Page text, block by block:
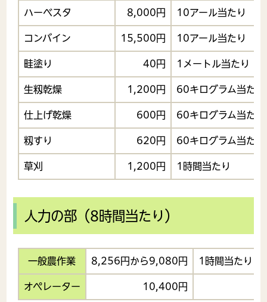
ハーベスタ 8,000円 10アール当たり
コンバイン 15,500円 10アール当たり
畦塗り 40円 1メートル当たり
生籾乾燥 1,200円 60キログラム当たり
仕上げ乾燥 600円 60キログラム当たり
籾すり 620円 60キログラム当たり
草刈 1,200円 1時間当たり
人力の部（8時間当たり）
一般農作業 8,256円から9,080円 1時間当たり
オペレーター 10,400円